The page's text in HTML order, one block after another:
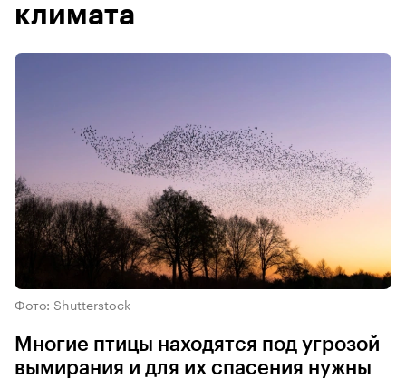
климата
Фото: Shutterstock
Многие птицы находятся под угрозой
вымирания и для их спасения нужны